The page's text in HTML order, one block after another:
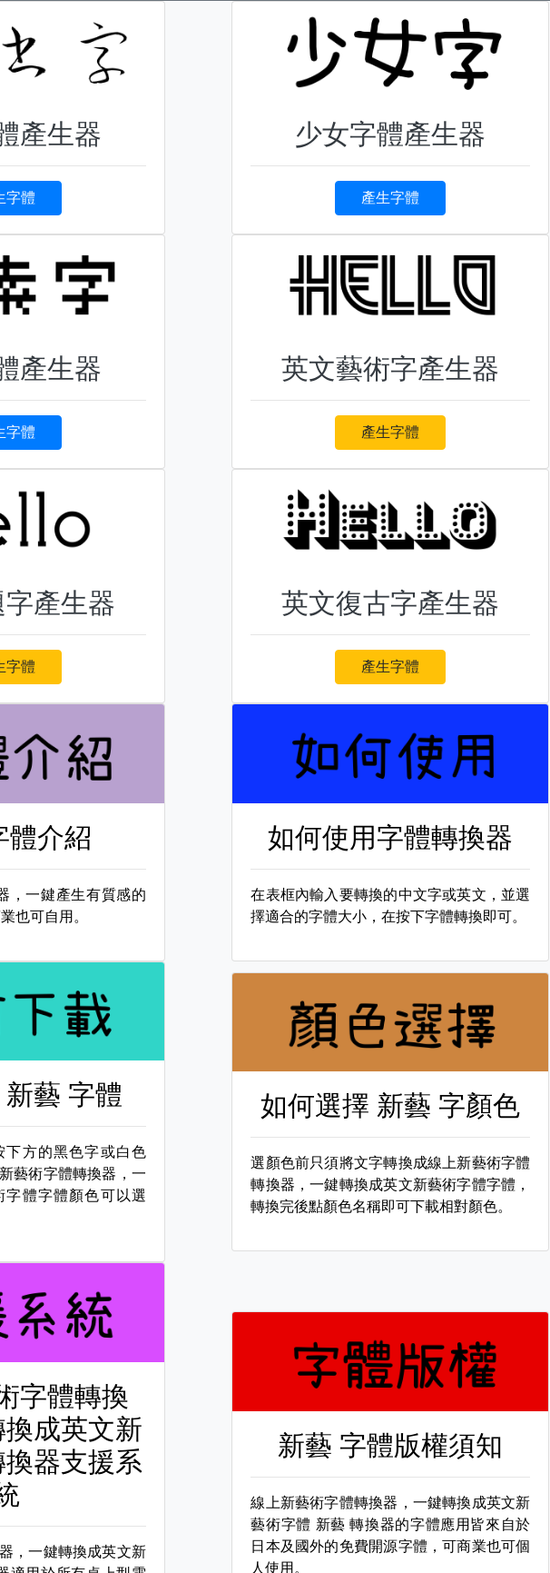
產生器
字體
少女字體產生器
產生字體
產生器
字體
英文藝術字產生器
產生字體
產生器
字體
英文復古字產生器
產生字體
體介紹
，一鍵產生有質感的
也可自用。
如何使用字體轉換器
在表框內輸入要轉換的中文字或英文，並選
擇適合的字體大小，在按下字體轉換即可。
新藝 字體
下方的黑色字或白色
藝術字體轉換器，一
字體字體顏色可以選
如何選擇 新藝 字顏色
選顏色前只須將文字轉換成線上新藝術字體
轉換器，一鍵轉換成英文新藝術字體字體，
轉換完後點顏色名稱即可下載相對顏色。
字體轉換
成英文新
器支援系
，一鍵轉換成英文新
新藝 字體版權須知
線上新藝術字體轉換器，一鍵轉換成英文新
藝術字體 新藝 轉換器的字體應用皆來自於
日本及國外的免費開源字體，可商業也可個
人使用。